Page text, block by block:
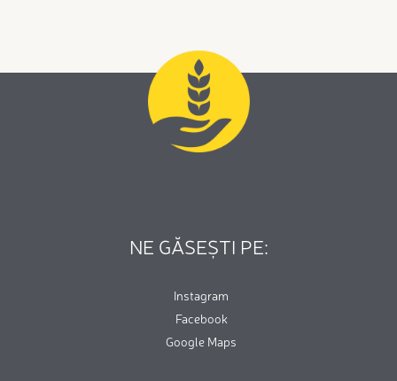
NE GĂSEȘTI PE:
Instagram
Facebook
Google Maps